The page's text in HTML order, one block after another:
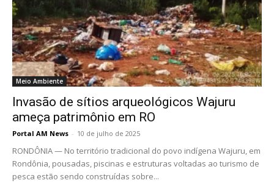
Meio Ambiente
Invasão de sítios arqueológicos Wajuru
ameça patrimônio em RO
Portal AM News - 10 de julho de 2025
RONDÔNIA — No território tradicional do povo indígena Wajuru, em
Rondônia, pousadas, piscinas e estruturas voltadas ao turismo de
pesca estão sendo construídas sobre...